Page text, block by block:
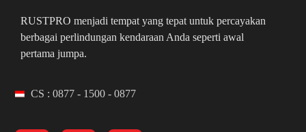
RUSTPRO menjadi tempat yang tepat untuk percayakan
berbagai perlindungan kendaraan Anda seperti awal
pertama jumpa.
CS : 0877 - 1500 - 0877